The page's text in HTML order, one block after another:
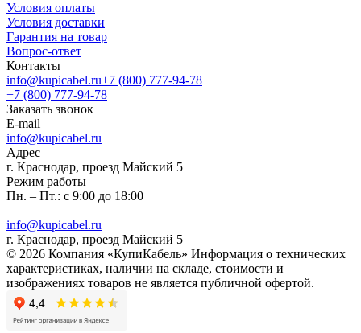
Условия оплаты
Условия доставки
Гарантия на товар
Вопрос-ответ
Контакты
info@kupicabel.ru+7 (800) 777-94-78
+7 (800) 777-94-78
Заказать звонок
E-mail
info@kupicabel.ru
Адрес
г. Краснодар, проезд Майский 5
Режим работы
Пн. – Пт.: с 9:00 до 18:00
info@kupicabel.ru
г. Краснодар, проезд Майский 5
© 2026 Компания «КупиКабель» Информация о технических
характеристиках, наличии на складе, стоимости и
изображениях товаров не является публичной офертой.